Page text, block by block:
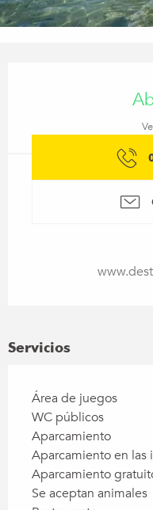
Servicios
Área de juegos
WC públicos
Aparcamiento
Aparcamiento en las
Aparcamiento
Se aceptan animales